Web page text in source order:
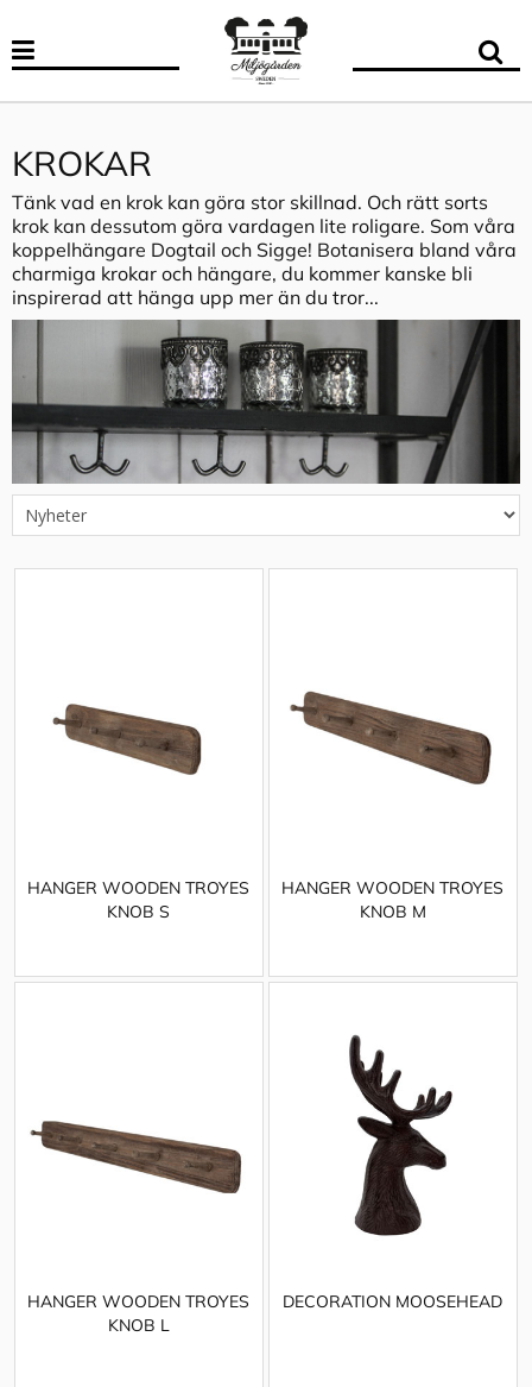
KROKAR
Tänk vad en krok kan göra stor skillnad. Och rätt sorts
krok kan dessutom göra vardagen lite roligare. Som våra
koppelhängare Dogtail och Sigge! Botanisera bland våra
charmiga krokar och hängare, du kommer kanske bli
inspirerad att hänga upp mer än du tror...
HANGER WOODEN TROYES
KNOB S
HANGER WOODEN TROYES
KNOB M
HANGER WOODEN TROYES
KNOB L
DECORATION MOOSEHEAD